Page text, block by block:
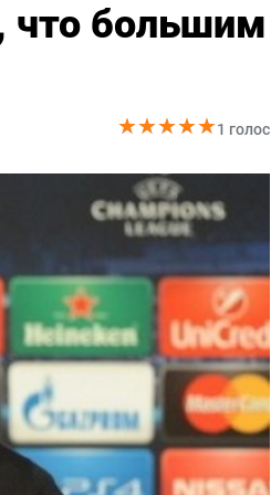
что большим
★★★★★
★★★★★1 голос